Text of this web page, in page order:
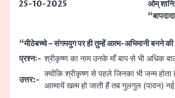
25-10-2025
ओम्
“मीठेबच्चे – संगमयुग पर ही तुम्हें आत्म-अभिमानी बनने
प्रश्नः- श्रीकृष्ण का नाम उनके माँ बाप से भी अधिक
उत्तर:-
क्योंकि श्रीकृष्ण से पहले जिनका भी जन्म
आत्मायें खत्म हो जाती हैं तब गुलगुल (पावन)